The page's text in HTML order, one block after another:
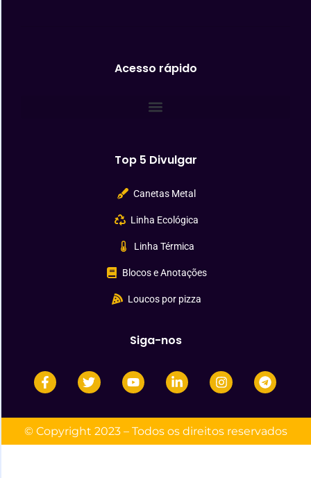
Acesso rápido
Top 5 Divulgar
Canetas Metal
Linha Ecológica
Linha Térmica
Blocos e Anotações
Loucos por pizza
Siga-nos
© Copyright 2023 – Todos os direitos reservados